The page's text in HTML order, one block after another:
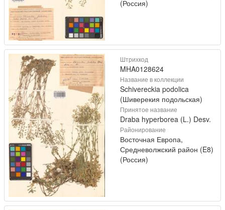
(Россия)
Штрихкод
MHA0128624
Название в коллекции
Schivereckia podolica
(Шиверекия подольская)
Принятое название
Draba hyperborea (L.) Desv.
Районирование
Восточная Европа,
Средневолжский район (E8)
(Россия)